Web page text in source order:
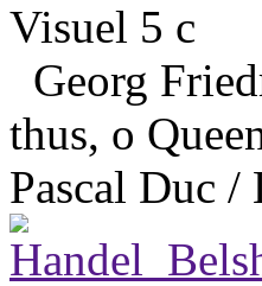
Visuel 5 c
Georg
thus, o
Pascal Duc /